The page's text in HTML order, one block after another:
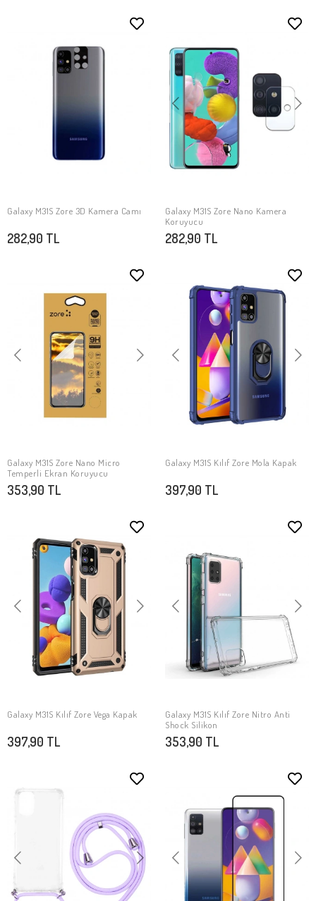
SEPETE EKLE
Galaxy M31S Zore 3D Kamera Camı
282,90 TL
SEPETE EKLE
Galaxy M31S Zore Nano Kamera
Koruyucu
282,90 TL
SEPETE EKLE
Galaxy M31S Zore Nano Micro
Temperli Ekran Koruyucu
353,90 TL
SEPETE EKLE
Galaxy M31S Kılıf Zore Mola Kapak
397,90 TL
SEPETE EKLE
Galaxy M31S Kılıf Zore Vega Kapak
397,90 TL
SEPETE EKLE
Galaxy M31S Kılıf Zore Nitro Anti
Shock Silikon
353,90 TL